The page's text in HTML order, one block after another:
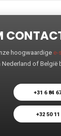
hoogwaardige e-
of België
+31 6 84
+32 50 11